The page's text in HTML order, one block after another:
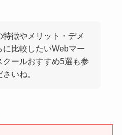
特徴やメリット・デメ
に比較したいWebマー
クールおすすめ5選も参
いね。